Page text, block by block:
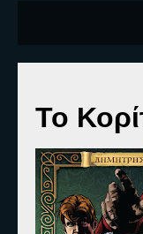
Το